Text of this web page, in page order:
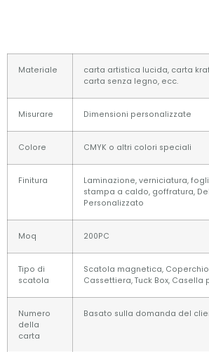
Materiale
carta artistica lucida, carta
carta senza legno, ecc.
Misurare Dimensioni personalizzate
Colore CMYK o altri colori speciali
Finitura
Laminazione, verniciatura,
stampa a caldo, goffratura,
Personalizzato
Moq 200PC
Tipo di
scatola
Scatola magnetica,
Cassettiera, Tuck Box, Casella
Numero
della
carta
Basato sulla domanda del